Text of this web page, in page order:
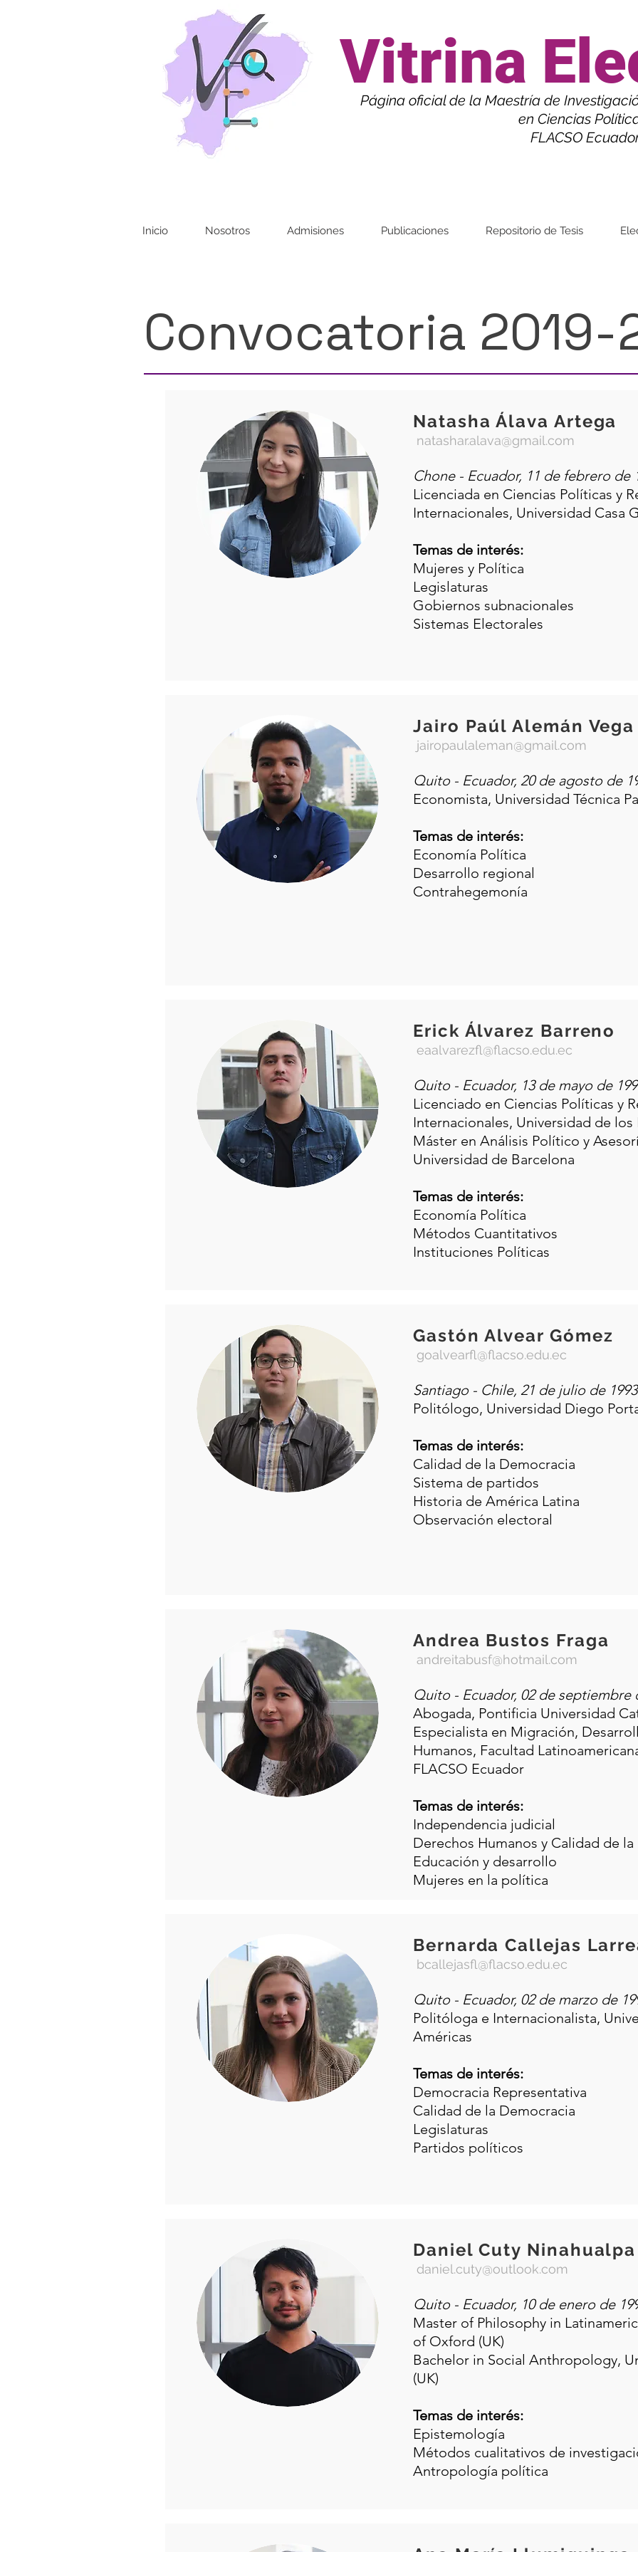
Vitrina
Página oficial de la Maestría de
en Ciencias
FLACSO
Inicio Nosotros Admisiones Publicaciones Repositorio de Tesis
Convocatoria 2019-
Natasha Álava Artega
natashar.alava@gmail.com
Chone - Ecuador, 11 de febrero de
Licenciada en Ciencias Políticas y
Internacionales, Universidad Casa
Temas de interés:
Mujeres y Política
Legislaturas
Gobiernos subnacionales
Sistemas Electorales
Jairo Paúl Alemán Vega
jairopaulaleman@gmail.com
Quito - Ecuador, 20 de agosto de
Economista, Universidad Técnica
Temas de interés:
Economía Política
Desarrollo regional
Contrahegemonía
Erick Álvarez Barreno
eaalvarezfl@flacso.edu.ec
Quito - Ecuador, 13 de mayo de
Licenciado en Ciencias Políticas y
Internacionales, Universidad de
Máster en Análisis Político y
Universidad de Barcelona
Temas de interés:
Economía Política
Métodos Cuantitativos
Instituciones Políticas
Gastón Alvear Gómez
goalvearfl@flacso.edu.ec
Santiago - Chile, 21 de julio de 1993
Politólogo, Universidad Diego
Temas de interés:
Calidad de la Democracia
Sistema de partidos
Historia de América Latina
Observación electoral
Andrea Bustos Fraga
andreitabusf@hotmail.com
Quito - Ecuador, 02 de septiembre
Abogada, Pontificia Universidad
Especialista en Migración,
Humanos, Facultad
FLACSO Ecuador
Temas de interés:
Independencia judicial
Derechos Humanos y Calidad de
Educación y desarrollo
Mujeres en la política
Bernarda Callejas
bcallejasfl@flacso.edu.ec
Quito - Ecuador, 02 de marzo de
Politóloga e Internacionalista,
Américas
Temas de interés:
Democracia Representativa
Calidad de la Democracia
Legislaturas
Partidos políticos
Daniel Cuty Ninahualpa
daniel.cuty@outlook.com
Quito - Ecuador, 10 de enero de
Master of Philosophy in
of Oxford (UK)
Bachelor in Social Anthropology,
(UK)
Temas de interés:
Epistemología
Métodos cualitativos de
Antropología política